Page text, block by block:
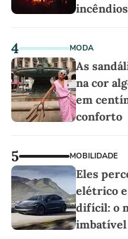
4 MODA
As
na cor
em
conforto
5 MOBILIDADE
Eles
elétrico e
difícil: o
imbatível